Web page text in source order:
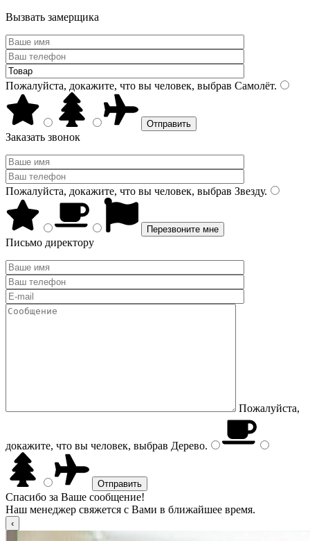
Вызвать замерщика
Пожалуйста, докажите, что вы человек, выбрав Самолёт.
Заказать звонок
Пожалуйста, докажите, что вы человек, выбрав Звезду.
Письмо директору
Пожалуйста,
докажите, что вы человек, выбрав Дерево.
Спасибо за Ваше сообщение!
Наш менеджер свяжется с Вами в ближайшее время.